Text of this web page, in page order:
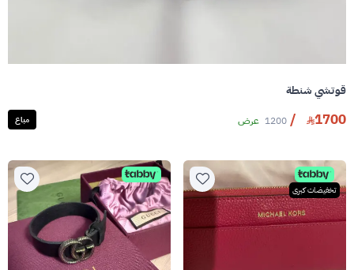
قوتشي شنطة
1700
/
1200 عرض مباع
تخفيضات كبرى